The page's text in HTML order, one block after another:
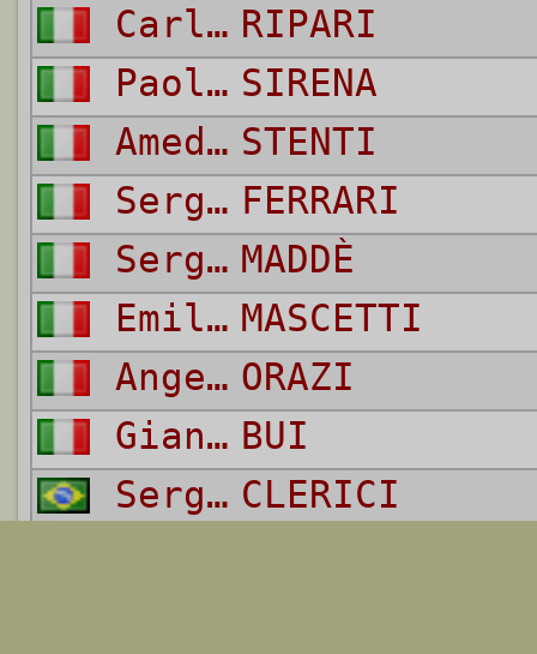
Carlo RIPARI
Paolo SIRENA
Amedeo STENTI
Sergio FERRARI
Sergio MADDÈ
Emiliano MASCETTI
Angelo ORAZI
Gianni BUI
Sergio CLERICI